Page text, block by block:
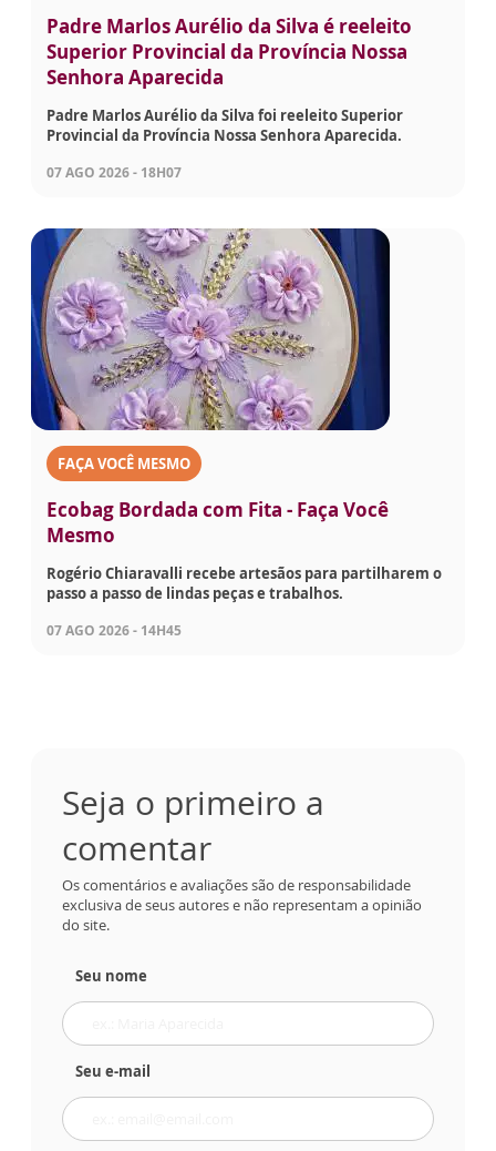
Padre Marlos Aurélio da Silva é reeleito
Superior Provincial da Província Nossa
Senhora Aparecida
Padre Marlos Aurélio da Silva foi reeleito Superior
Provincial da Província Nossa Senhora Aparecida.
07 AGO 2026 - 18H07
FAÇA VOCÊ MESMO
Ecobag Bordada com Fita - Faça Você
Mesmo
Rogério Chiaravalli recebe artesãos para partilharem o
passo a passo de lindas peças e trabalhos.
07 AGO 2026 - 14H45
Seja o primeiro a
comentar
Os comentários e avaliações são de responsabilidade
exclusiva de seus autores e não representam a opinião
do site.
Seu nome
Seu e-mail